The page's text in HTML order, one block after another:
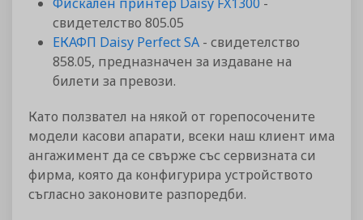
свидетелство 805.05
ЕКАФП Daisy Perfect SA - свидетелство
858.05, предназначен за издаване на
билети за превози.
Като ползвател на някой от горепосочените
модели касови апарати, всеки наш клиент има
ангажимент да се свърже със сервизната си
фирма, която да конфигурира устройството
съгласно законовите разпоредби.